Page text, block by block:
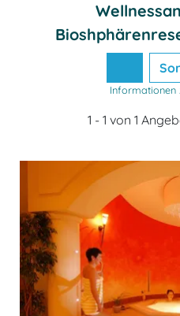
Informationen
1 - 1 von 1